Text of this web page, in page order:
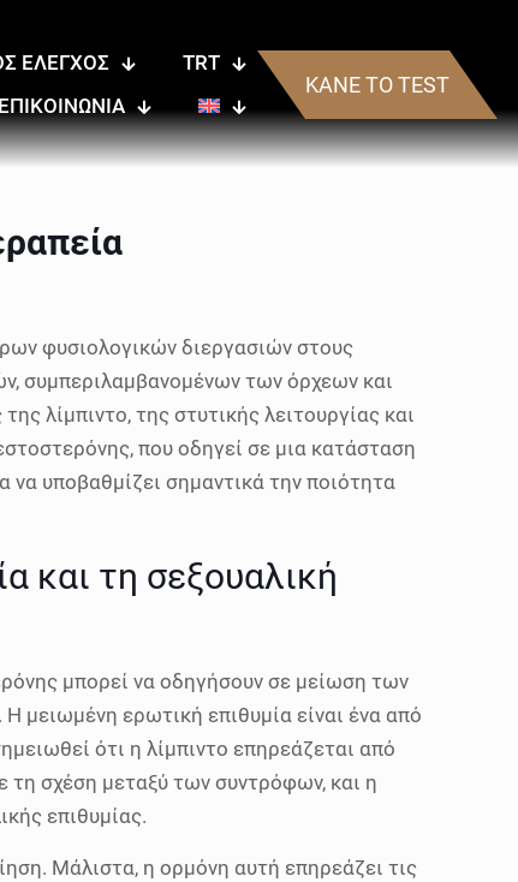
ΕΛΕΓΧΟΣ
TRT
ΕΠΙΚΟΙΝΩΝΙΑ
ΚΑΝΕ ΤΟ TEST
φυσιολογικών διεργασιών στους
συμπεριλαμβανομένων των όρχεων και
λίμπιντο, της στυτικής λειτουργίας και
που οδηγεί σε μια κατάσταση
υποβαθμίζει σημαντικά την ποιότητα
και τη σεξουαλική
μπορεί να οδηγήσουν σε μείωση των
μειωμένη ερωτική επιθυμία είναι ένα από
ότι η λίμπιντο επηρεάζεται από
σχέση μεταξύ των συντρόφων, και η
επιθυμίας.
Μάλιστα, η ορμόνη αυτή επηρεάζει τις